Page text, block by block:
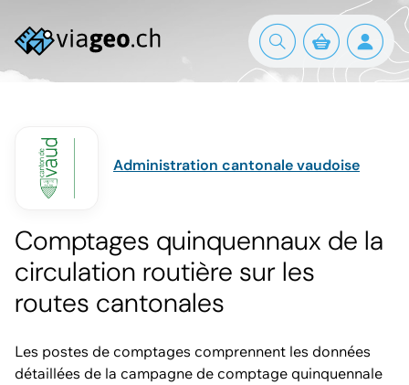
Administration cantonale vaudoise
Comptages quinquennaux de la
circulation routière sur les
routes cantonales
Les postes de comptages comprennent les données
détaillées de la campagne de comptage quinquennale